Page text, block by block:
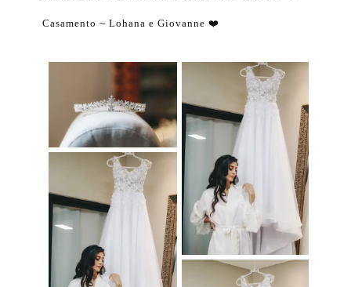
Casamento ~ Lohana e Giovanne ❤️